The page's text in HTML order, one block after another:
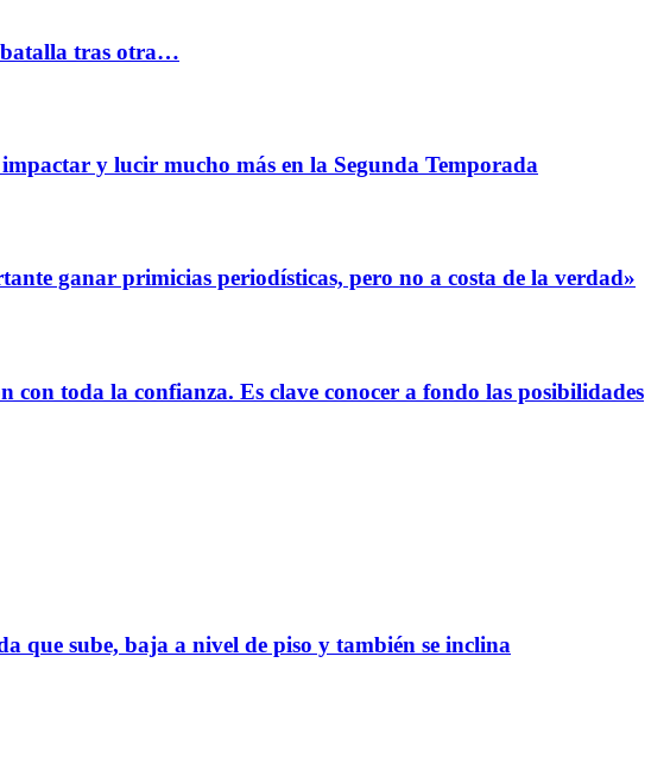
batalla tras otra…
y lucir mucho más en la Segunda Temporada
ganar primicias periodísticas, pero no a costa de la verdad»
toda la confianza. Es clave conocer a fondo las posibilidades
que sube, baja a nivel de piso y también se inclina